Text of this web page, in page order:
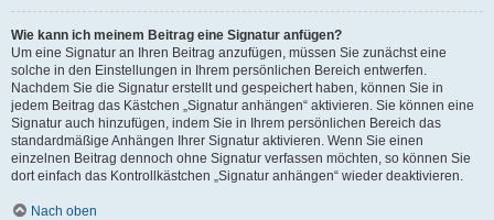
Wie kann ich meinem Beitrag eine Signatur anfügen?
Um eine Signatur an Ihren Beitrag anzufügen, müssen Sie zunächst eine
solche in den Einstellungen in Ihrem persönlichen Bereich entwerfen.
Nachdem Sie die Signatur erstellt und gespeichert haben, können Sie in
jedem Beitrag das Kästchen „Signatur anhängen“ aktivieren. Sie können eine
Signatur auch hinzufügen, indem Sie in Ihrem persönlichen Bereich das
standardmäßige Anhängen Ihrer Signatur aktivieren. Wenn Sie einen
einzelnen Beitrag dennoch ohne Signatur verfassen möchten, so können Sie
dort einfach das Kontrollkästchen „Signatur anhängen“ wieder deaktivieren.
Nach oben